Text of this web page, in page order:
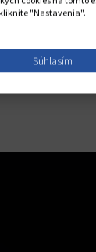
"Nastavenia".
Súhlasím